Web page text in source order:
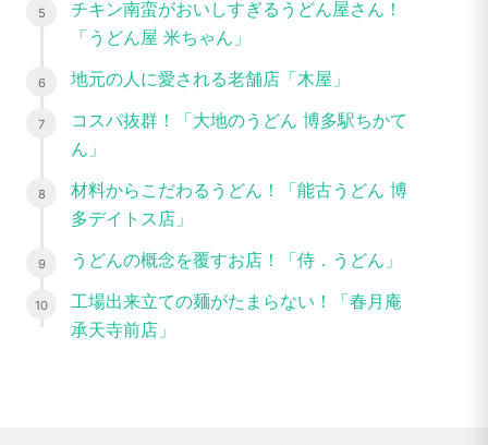
チキン南蛮がおいしすぎるうどん屋さん！
「うどん屋 米ちゃん」
地元の人に愛される老舗店「木屋」
コスパ抜群！「大地のうどん 博多駅ちかて
ん」
材料からこだわるうどん！「能古うどん 博
多デイトス店」
うどんの概念を覆すお店！「侍．うどん」
工場出来立ての麺がたまらない！「春月庵
承天寺前店」